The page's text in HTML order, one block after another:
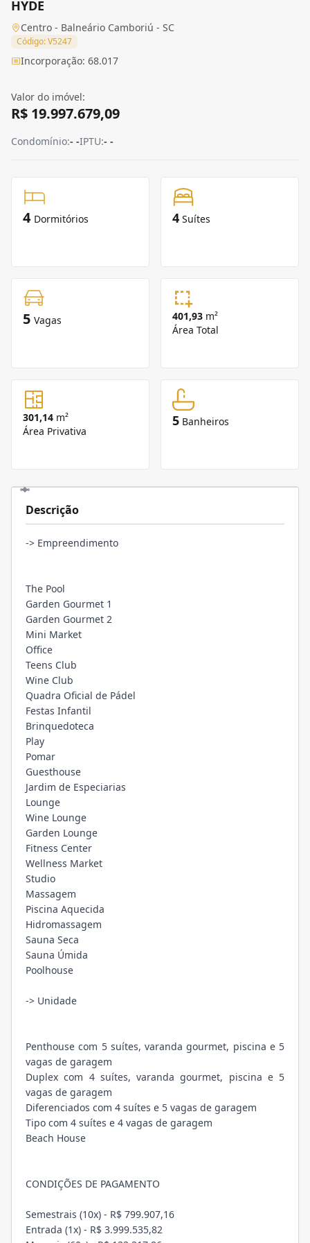
HYDE
Centro - Balneário Camboriú - SC
Código: V5247
Incorporação: 68.017
Valor do imóvel:
R$ 19.997.679,09
Condomínio:- -IPTU:- -
4 Dormitórios 4 Suítes
5 Vagas 401,93 m²
Área Total
301,14 m²
Área Privativa
5 Banheiros
Descrição
-> Empreendimento
The Pool
Garden Gourmet 1
Garden Gourmet 2
Mini Market
Office
Teens Club
Wine Club
Quadra Oficial de Pádel
Festas Infantil
Brinquedoteca
Play
Pomar
Guesthouse
Jardim de Especiarias
Lounge
Wine Lounge
Garden Lounge
Fitness Center
Wellness Market
Studio
Massagem
Piscina Aquecida
Hidromassagem
Sauna Seca
Sauna Úmida
Poolhouse
-> Unidade
Penthouse com 5 suítes, varanda gourmet, piscina e 5
vagas de garagem
Duplex com 4 suítes, varanda gourmet, piscina e 5
vagas de garagem
Diferenciados com 4 suítes e 5 vagas de garagem
Tipo com 4 suítes e 4 vagas de garagem
Beach House
CONDIÇÕES DE PAGAMENTO
Semestrais (10x) - R$ 799.907,16
Entrada (1x) - R$ 3.999.535,82